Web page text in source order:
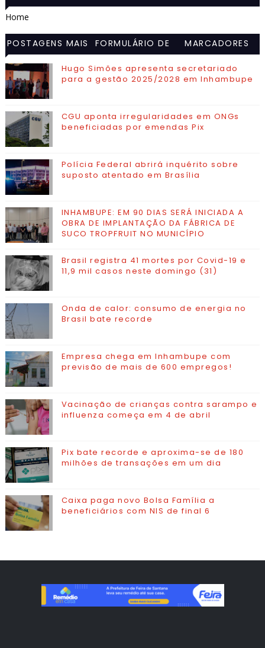
Home
POSTAGENS MAIS
VISITADAS
FORMULÁRIO DE
MARCADORES
Hugo Simões apresenta secretariado
para a gestão 2025/2028 em Inhambupe
CGU aponta irregularidades em ONGs
beneficiadas por emendas Pix
Polícia Federal abrirá inquérito sobre
suposto atentado em Brasília
INHAMBUPE: EM 90 DIAS SERÁ INICIADA A
OBRA DE IMPLANTAÇÃO DA FÁBRICA DE
SUCO TROPFRUIT NO MUNICÍPIO
Brasil registra 41 mortes por Covid-19 e
11,9 mil casos neste domingo (31)
Onda de calor: consumo de energia no
Brasil bate recorde
Empresa chega em Inhambupe com
previsão de mais de 600 empregos!
Vacinação de crianças contra sarampo e
influenza começa em 4 de abril
Pix bate recorde e aproxima-se de 180
milhões de transações em um dia
Caixa paga novo Bolsa Família a
beneficiários com NIS de final 6